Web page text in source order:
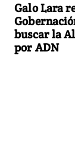
Galo Lara
buscar la
por ADN